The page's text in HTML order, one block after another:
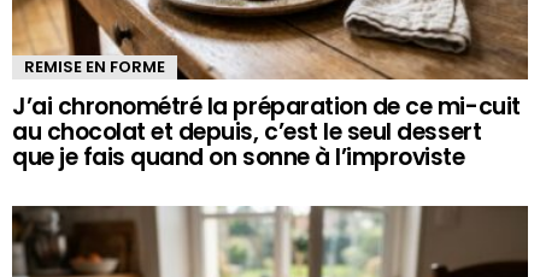
REMISE EN FORME
J’ai chronométré la préparation de ce mi-cuit
au chocolat et depuis, c’est le seul dessert
que je fais quand on sonne à l’improviste